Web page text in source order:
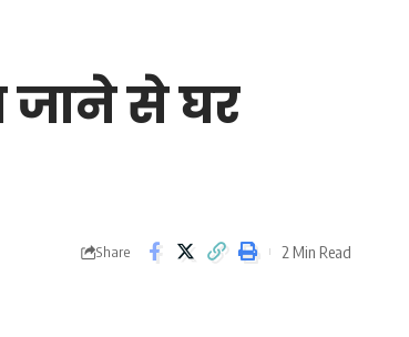
जाने से घर
Share 2 Min Read